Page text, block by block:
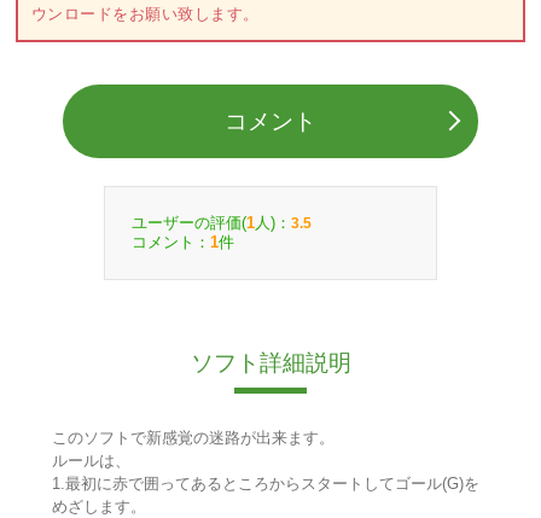
ウンロードをお願い致します。
コメント
ユーザーの評価(1 人)： 3.5
コメント： 1件
ソフト詳細説明
このソフトで新感覚の迷路が出来ます。
ルールは、
1.最初に赤で囲ってあるところからスタートしてゴール(G)を
めざします。